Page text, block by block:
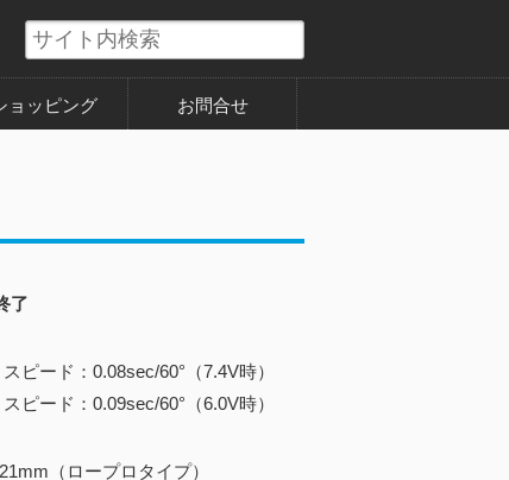
ョッピング お問合せ
了
ピード：0.08sec/60°（7.4V時）
ピード：0.09sec/60°（6.0V時）
（ロープロタイプ）